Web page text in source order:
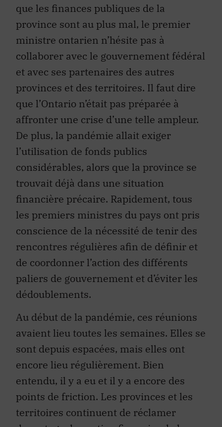
que les finances publiques de la
province sont au plus mal, le premier
ministre ontarien n’hésite pas à
collaborer avec le gouvernement fédéral
et avec ses partenaires des autres
provinces et des territoires. Il faut dire
que l’Ontario n’était pas préparée à
affronter une crise d’une telle ampleur.
De plus, la pandémie allait exiger
l’utilisation de fonds publics
considérables, alors que la province se
trouvait déjà dans une situation
financière précaire. Rapidement, tous
les premiers ministres du pays ont pris
conscience de la nécessité de tenir des
rencontres régulières afin de définir et
de coordonner l’action des différents
paliers de gouvernement et d’éviter les
dédoublements.
Au début de la pandémie, ces réunions
avaient lieu toutes les semaines. Elles se
sont depuis espacées, mais elles ont
encore lieu régulièrement. Bien
entendu, il y a eu et il y a encore des
points de friction. Les provinces et les
territoires continuent de réclamer